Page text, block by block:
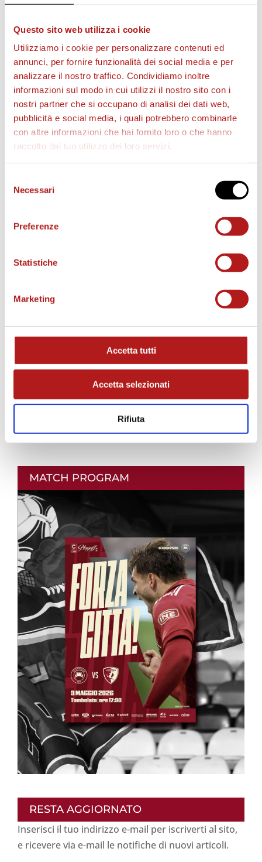
Questo sito web utilizza i cookie
Utilizziamo i cookie per personalizzare contenuti ed
annunci, per fornire funzionalità dei social media e per
analizzare il nostro traffico. Condividiamo inoltre
informazioni sul modo in cui utilizzi il nostro sito con i
nostri partner che si occupano di analisi dei dati web,
pubblicità e social media, i quali potrebbero combinarle
con altre informazioni che hai fornito loro o che hanno
raccolto dal tuo utilizzo dei loro servizi.
delNecessari
Preferenze
Statistiche
Marketing
Accetta tutti
Accetta selezionati
Rifiuta
BIGLIETTI
MATCH PROGRAM
RESTA AGGIORNATO
Inserisci il tuo indirizzo e-mail per iscriverti al sito,
e ricevere via e-mail le notifiche di nuovi articoli.